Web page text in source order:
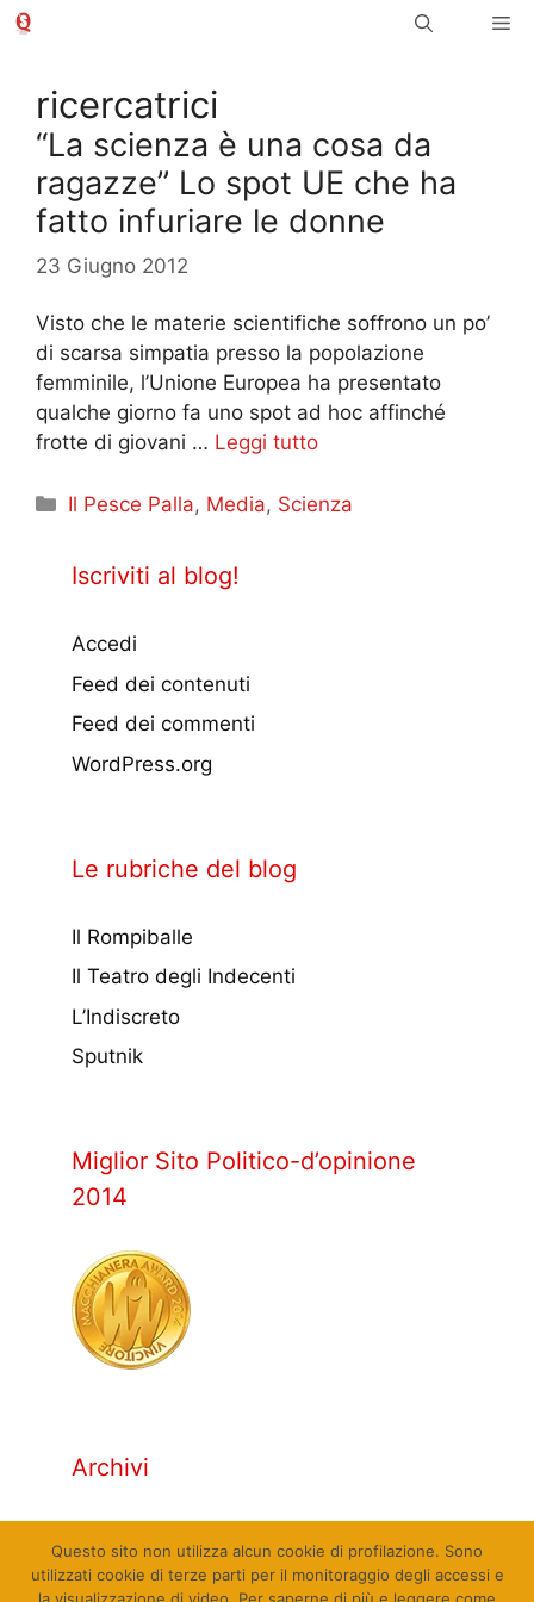
Vai
ricercatrici
“La scienza è una cosa da
ragazze” Lo spot UE che ha
fatto infuriare le donne
23 Giugno 2012
Visto che le materie scientifiche soffrono un po’
di scarsa simpatia presso la popolazione
femminile, l’Unione Europea ha presentato
qualche giorno fa uno spot ad hoc affinché
frotte di giovani … Leggi tutto
Categorie
Il Pesce Palla, Media, Scienza
Iscriviti al blog!
Accedi
Feed dei contenuti
Feed dei commenti
WordPress.org
Le rubriche del blog
Il Rompiballe
Il Teatro degli Indecenti
L’Indiscreto
Sputnik
Miglior Sito Politico-d’opinione
2014
Archivi
Questo sito non utilizza alcun cookie di profilazione. Sono
utilizzati cookie di terze parti per il monitoraggio degli accessi e